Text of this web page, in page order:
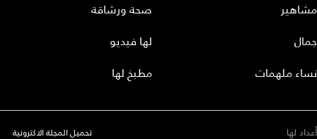
مشاهير
جمال
نساء ملهمات
صحة ورشاقة
لها فيديو
مطبخ لها
أعداد لها تحميل المجلة الاكترونية